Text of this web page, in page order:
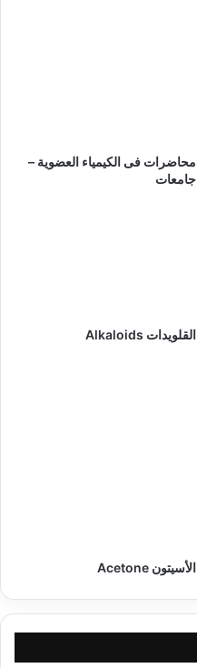
محاضرات فى الكيمياء العضوية –
جامعات
القلويدات Alkaloids
الأسيتون Acetone